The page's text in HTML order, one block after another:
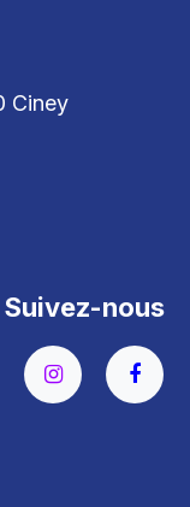
Ciney
Suivez-nous